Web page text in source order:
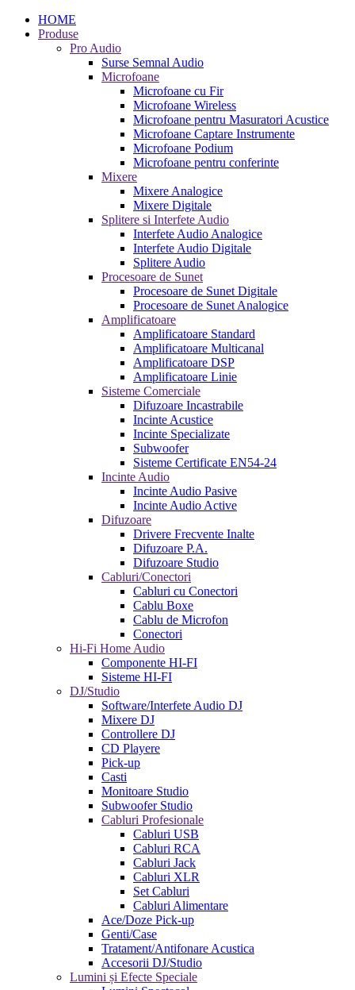
HOME
Produse
Pro Audio
Surse Semnal Audio
Microfoane
Microfoane cu Fir
Microfoane Wireless
Microfoane pentru Masuratori Acustice
Microfoane Captare Instrumente
Microfoane Podium
Microfoane pentru conferinte
Mixere
Mixere Analogice
Mixere Digitale
Splitere si Interfete Audio
Interfete Audio Analogice
Interfete Audio Digitale
Splitere Audio
Procesoare de Sunet
Procesoare de Sunet Digitale
Procesoare de Sunet Analogice
Amplificatoare
Amplificatoare Standard
Amplificatoare Multicanal
Amplificatoare DSP
Amplificatoare Linie
Sisteme Comerciale
Difuzoare Incastrabile
Incinte Acustice
Incinte Specializate
Subwoofer
Sisteme Certificate EN54-24
Incinte Audio
Incinte Audio Pasive
Incinte Audio Active
Difuzoare
Drivere Frecvente Inalte
Difuzoare P.A.
Difuzoare Studio
Cabluri/Conectori
Cabluri cu Conectori
Cablu Boxe
Cablu de Microfon
Conectori
Hi-Fi Home Audio
Componente HI-FI
Sisteme HI-FI
DJ/Studio
Software/Interfete Audio DJ
Mixere DJ
Controllere DJ
CD Playere
Pick-up
Casti
Monitoare Studio
Subwoofer Studio
Cabluri Profesionale
Cabluri USB
Cabluri RCA
Cabluri Jack
Cabluri XLR
Set Cabluri
Cabluri Alimentare
Ace/Doze Pick-up
Genti/Case
Tratament/Antifonare Acustica
Accesorii DJ/Studio
Lumini și Efecte Speciale